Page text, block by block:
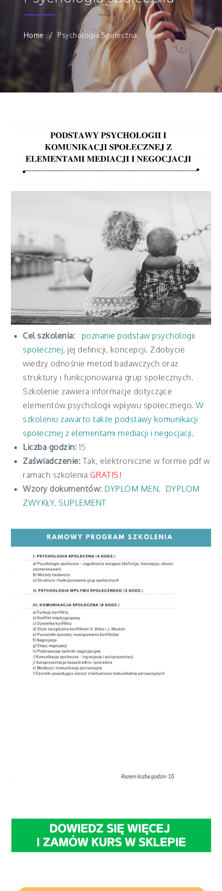
Home Psychologia Społeczna
Cel szkolenia:
poznanie podstaw psychologii
społecznej, jej definicji, koncepcji. Zdobycie
wiedzy odnośnie metod badawczych oraz
struktury i funkcjonowania grup społecznych.
Szkolenie zawiera informacje dotyczące
elementów psychologii wpływu społecznego.W
szkoleniu zawarto także podstawy komunikacji
społecznej z elementami mediacji i negocjacji.
Liczba godzin: 15
Zaświadczenie: Tak, elektroniczne w formie pdf w
ramach szkolenia GRATIS!
Wzory dokumentów: DYPLOM MEN, DYPLOM
ZWYKŁY, SUPLEMENT